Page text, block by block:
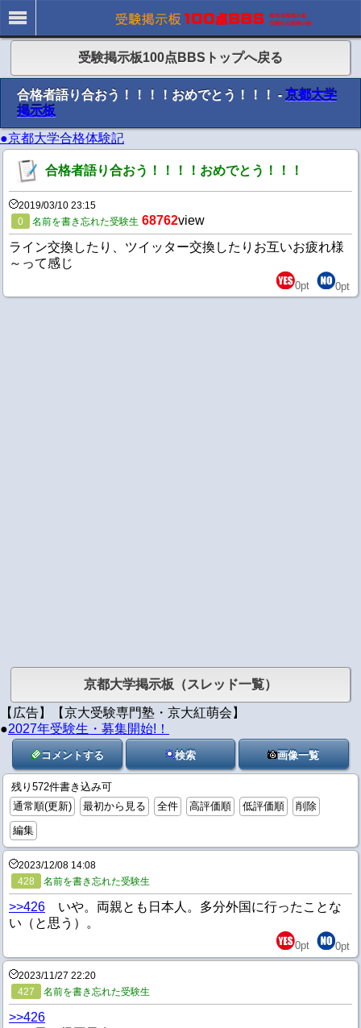
受験掲示板100点BBSトップへ戻る
合格者語り合おう！！！！おめでとう！！！ - 京都大学
掲示板
●京都大学合格体験記
合格者語り合おう！！！！おめでとう！！！
2019/03/10 23:15
0
名前を書き忘れた受験生 68762view
ライン交換したり、ツイッター交換したりお互いお疲れ様
～って感じ
0pt 0pt
京都大学掲示板（スレッド一覧）
【広告】【京大受験専門塾・京大紅萌会】
●2027年受験生・募集開始!！
コメントする 検索 画像一覧
残り572件書き込み可
通常順(更新)
最初から見る 全件 高評価順 低評価順
削除
編集
2023/12/08 14:08
428
名前を書き忘れた受験生
>>426 いや。両親とも日本人。多分外国に行ったことな
い（と思う）。
0pt 0pt
2023/11/27 22:20
427
名前を書き忘れた受験生
>>426